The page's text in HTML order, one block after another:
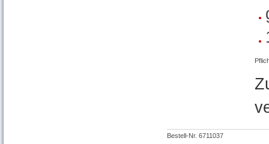
Bestell-Nr. 6711037